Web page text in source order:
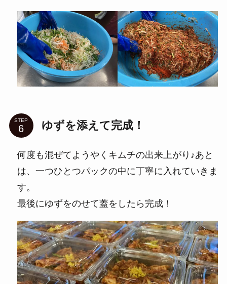
STEP ゆずを添えて完成！
何度も混ぜてようやくキムチの出来上がり♪あと
は、一つひとつパックの中に丁寧に入れていきま
す。
最後にゆずをのせて蓋をしたら完成！